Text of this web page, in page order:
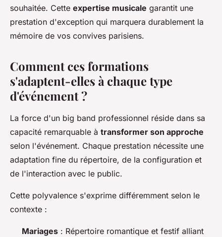
souhaitée. Cette expertise musicale garantit une
prestation d'exception qui marquera durablement la
mémoire de vos convives parisiens.
Comment ces formations
s'adaptent-elles à chaque type
d'événement ?
La force d'un big band professionnel réside dans sa
capacité remarquable à transformer son approche
selon l'événement. Chaque prestation nécessite une
adaptation fine du répertoire, de la configuration et
de l'interaction avec le public.
Cette polyvalence s'exprime différemment selon le
contexte :
Mariages : Répertoire romantique et festif alliant